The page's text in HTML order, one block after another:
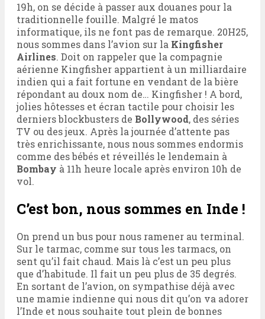
19h, on se décide à passer aux douanes pour la
traditionnelle fouille. Malgré le matos
informatique, ils ne font pas de remarque. 20H25,
nous sommes dans l’avion sur la Kingfisher
Airlines. Doit on rappeler que la compagnie
aérienne Kingfisher appartient à un milliardaire
indien qui a fait fortune en vendant de la bière
répondant au doux nom de… Kingfisher ! A bord,
jolies hôtesses et écran tactile pour choisir les
derniers blockbusters de Bollywood, des séries
TV ou des jeux. Après la journée d’attente pas
très enrichissante, nous nous sommes endormis
comme des bébés et réveillés le lendemain à
Bombay à 11h heure locale après environ 10h de
vol.
C’est bon, nous sommes en Inde !
On prend un bus pour nous ramener au terminal.
Sur le tarmac, comme sur tous les tarmacs, on
sent qu’il fait chaud. Mais là c’est un peu plus
que d’habitude. Il fait un peu plus de 35 degrés.
En sortant de l’avion, on sympathise déjà avec
une mamie indienne qui nous dit qu’on va adorer
l’Inde et nous souhaite tout plein de bonnes